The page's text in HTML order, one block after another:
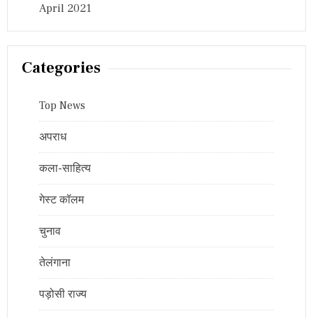
April 2021
Categories
Top News
अपराध
कला-साहित्य
गेस्ट कॉलम
चुनाव
तेलंगाना
पड़ोसी राज्य